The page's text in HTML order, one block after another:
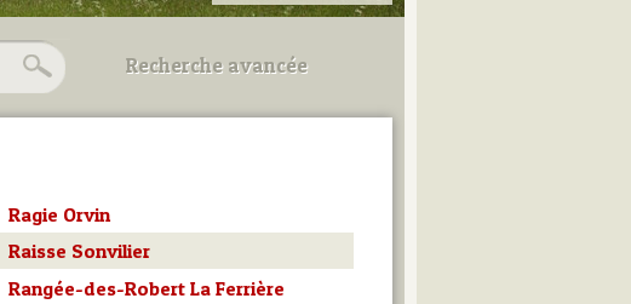
Recherche avancée
Utilisez les champs ci-dessous
Ragie Orvin
Raisse Sonvilier
Rangée-des-Robert La Ferrière